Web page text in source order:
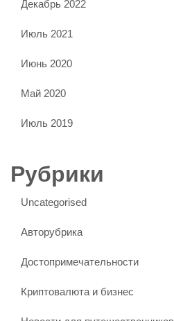
Декабрь 2022
Июль 2021
Июнь 2020
Май 2020
Июль 2019
Рубрики
Uncategorised
Авторубрика
Достопримечательности
Криптовалюта и бизнес